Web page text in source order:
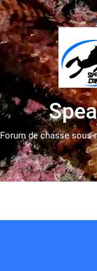
Forum de chasse